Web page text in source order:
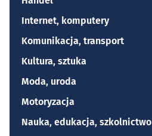
Internet, komputery
Komunikacja, transport
Kultura, sztuka
Moda, uroda
Motoryzacja
Nauka, edukacja, szkolnictwo